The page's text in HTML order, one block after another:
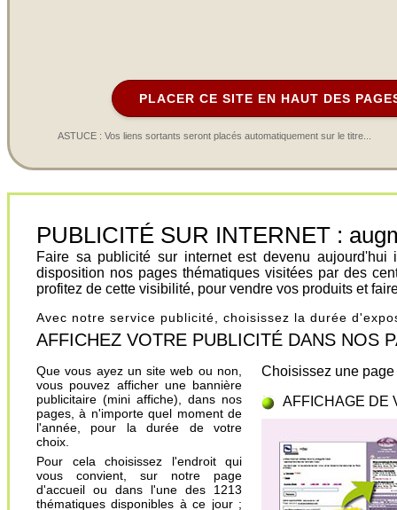
PLACER CE SITE EN HAUT DES
ASTUCE : Vos liens sortants seront placés automatiquement sur le titre...
PUBLICITÉ SUR INTERNET :
Faire sa publicité sur internet est devenu
disposition nos pages thématiques visitées par des
profitez de cette visibilité, pour vendre vos produits et
Avec notre service publicité, choisissez la durée
AFFICHEZ VOTRE PUBLICITÉ DANS NOS
Que vous ayez un site web ou non,
vous pouvez afficher une bannière
publicitaire (mini affiche), dans nos
pages, à n'importe quel moment de
l'année, pour la durée de votre
choix.
Pour cela choisissez l'endroit qui
vous convient, sur notre page
d'accueil ou dans l'une des 1213
thématiques disponibles à ce jour ;
Choisissez une
AFFICHAGE DE